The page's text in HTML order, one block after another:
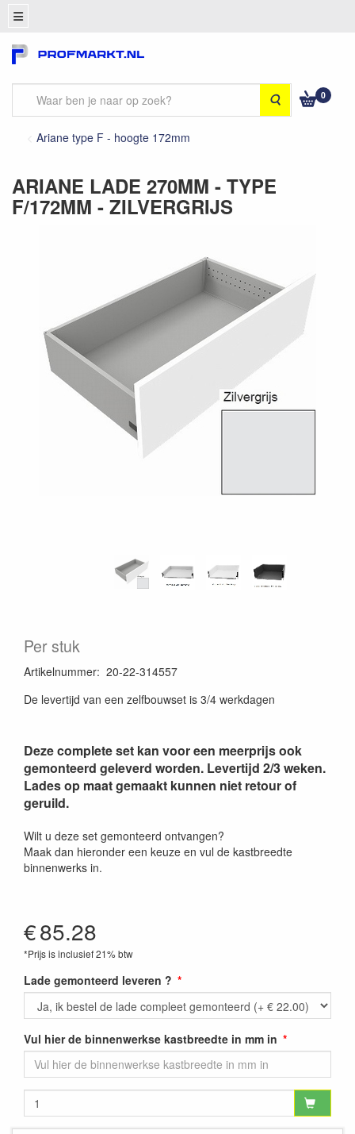
Zoeken 0
Ariane type F - hoogte 172mm
ARIANE LADE 270MM - TYPE
F/172MM - ZILVERGRIJS
Per stuk
Artikelnummer: 20-22-314557
De levertijd van een zelfbouwset is 3/4 werkdagen
Deze complete set kan voor een meerprijs ook
gemonteerd geleverd worden. Levertijd 2/3 weken.
Lades op maat gemaakt kunnen niet retour of
geruild.
Wilt u deze set gemonteerd ontvangen?
Maak dan hieronder een keuze en vul de kastbreedte
binnenwerks in.
€85.28
*Prijs is inclusief 21% btw
Lade gemonteerd leveren ?
Vul hier de binnenwerkse kastbreedte in mm in